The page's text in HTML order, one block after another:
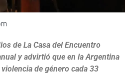
de La Casa del Encuentro
y advirtió que en la Argentina
de género cada 33